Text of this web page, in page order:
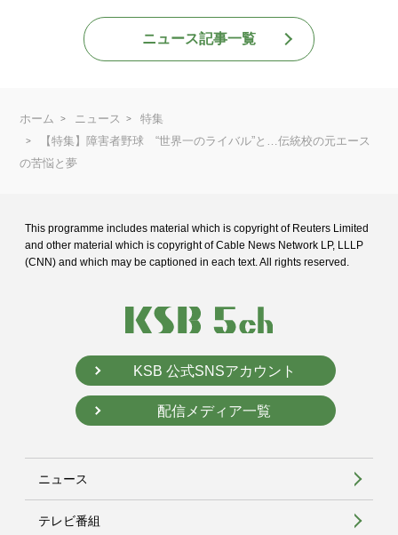
ニュース記事一覧
ホーム ニュース
特集
【特集】障害者野球 “世界一のライバル”と…伝統校の元エース
の苦悩と夢
This programme includes material which is copyright of Reuters Limited
and other material which is copyright of Cable News Network LP, LLLP
(CNN) and which may be captioned in each text. All rights reserved.
KSB 公式SNSアカウント
配信メディア一覧
ニュース
テレビ番組